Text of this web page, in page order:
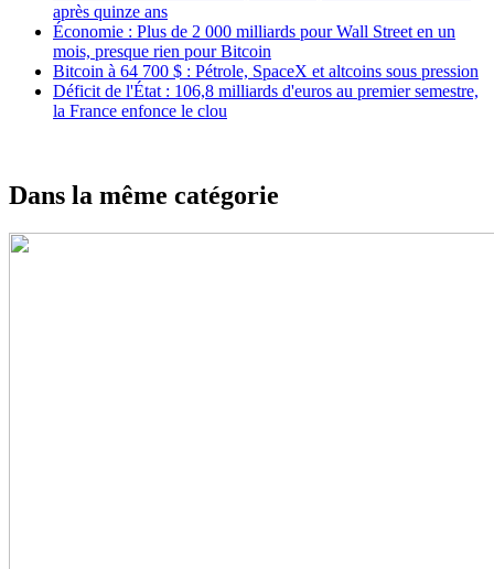
après quinze ans
Économie : Plus de 2 000 milliards pour Wall Street en un
mois, presque rien pour Bitcoin
Bitcoin à 64 700 $ : Pétrole, SpaceX et altcoins sous pression
Déficit de l'État : 106,8 milliards d'euros au premier semestre,
la France enfonce le clou
Dans la même catégorie